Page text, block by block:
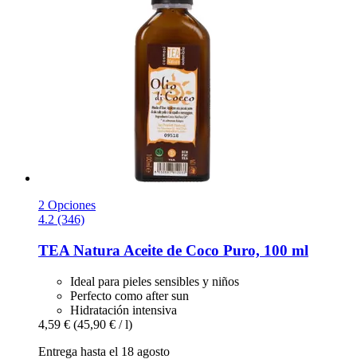
2 Opciones
4.2 (346)
TEA Natura Aceite de Coco Puro, 100 ml
Ideal para pieles sensibles y niños
Perfecto como after sun
Hidratación intensiva
4,59 € (45,90 € / l)
Entrega hasta el 18 agosto